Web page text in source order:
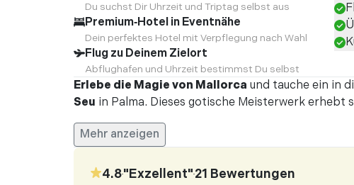
Du suchst Dir Uhrzeit und Triptag selbst aus
Premium‑Hotel in Eventnähe
Dein perfektes Hotel mit Verpflegung nach Wahl
Flug zu Deinem Zielort
Abflughafen und Uhrzeit bestimmst Du selbst
Erlebe die Magie von Mallorca und tauche ein in
Seu in Palma. Dieses gotische Meisterwerk erhebt
Mehr anzeigen
4.8•"Exzellent"•21 Bewertungen